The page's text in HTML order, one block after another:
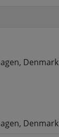
Denmark
Denmark